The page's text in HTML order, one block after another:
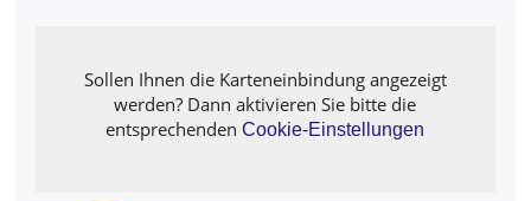
Sollen Ihnen die Karteneinbindung angezeigt
werden? Dann aktivieren Sie bitte die
entsprechendenCookie-Einstellungen